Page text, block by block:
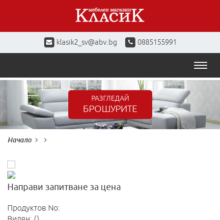
klasik2_sv@abv.bg 0885155991
РАЗГЛЕДАЙ
БРОШУРИТЕ
Начало
Направи запитване за цена
Продуктов No: